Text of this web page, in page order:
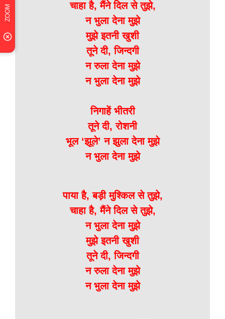
चाहा है, मैंने दिल से तुझे,
न भुला देना मुझे
मुझे इतनी खुशी
तूने दी, जिन्दगी
न रुला देना मुझे
न भुला देना मुझे
निगाहें भीतरी
तूने दी, रोशनी
भूल ‘झूले’ न झुला देना मुझे
न भुला देना मुझे
पाया है, बड़ी मुश्किल से तुझे,
चाहा है, मैंने दिल से तुझे,
न भुला देना मुझे
मुझे इतनी खुशी
तूने दी, जिन्दगी
न रुला देना मुझे
न भुला देना मुझे